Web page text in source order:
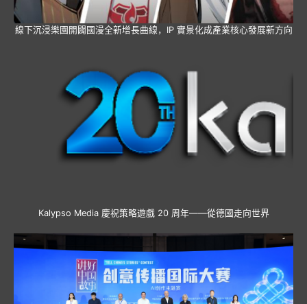
線下沉浸樂園開闢國漫全新增長曲線，IP 實景化成產業核心發展新方向
Kalypso Media 慶祝策略遊戲 20 周年——從德國走向世界